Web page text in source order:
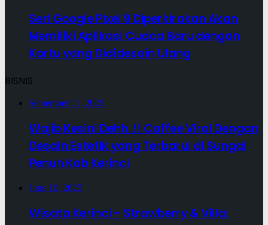
Seri Google Pixel 9 Diperkirakan Akan
Memiliki Aplikasi Cuaca Baru dengan
Kartu yang Dididesain Ulang
BISNIS
September 11, 2025
Wajib Kesini Dehh..!! Caffee Viral Dengan
Desain Estetik yang Terbarui di Sungai
Penuh Kab Kerinci
June 10, 2025
Wisata Kerinci – Strawberry & Villa: